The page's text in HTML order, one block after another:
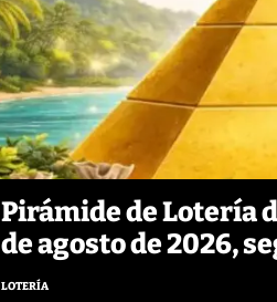
Pirámide de Lotería
de agosto de 2026,
LOTERÍA